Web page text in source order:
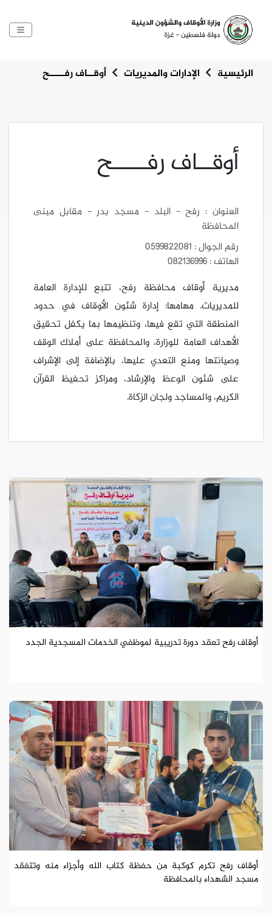
الرئيسية الإدارات والمديريات أوقــاف رفـــــح
أوقــاف رفـــــح
العنوان : رفح - البلد - مسجد بدر - مقابل مبنى
المحافظة
رقم الجوال : 0599822081
الهاتف : 082136996
مديرية أوقاف محافظة رفح، تتبع للإدارة العامة
للمديريات. مهامها: إدارة شئون الأوقاف في حدود
المنطقة التي تقع فيها، وتنظيمها بما يكفل تحقيق
الأهداف العامة للوزارة، والمحافظة على أملاك الوقف
وصيانتها ومنع التعدي عليها، بالإضافة إلى الإشراف
على شئون الوعظ والإرشاد، ومراكز تحفيظ القرآن
الكريم، والمساجد ولجان الزكاة.
أوقاف رفح تعقد دورة تدريبية لموظفي الخدمات المسجدية الجدد
أوقاف رفح تكرم كوكبة من حفظة كتاب الله وأجزاء منه وتتفقد
مسجد الشهداء بالمحافظة